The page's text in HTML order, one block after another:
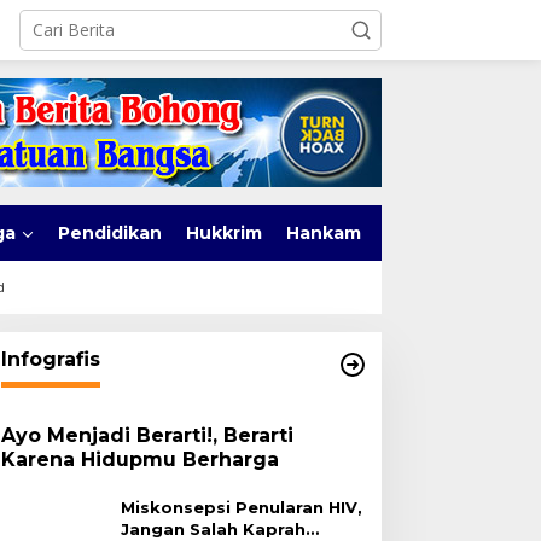
Pendidikan Hukkrim Hankam
Infografis
Ayo Menjadi Berarti!, Berarti
Karena Hidupmu Berharga
Miskonsepsi Penularan HIV,
Jangan Salah Kaprah